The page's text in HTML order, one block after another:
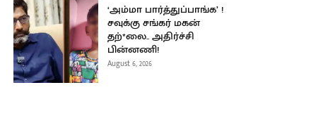
‘அம்மா பார்த்துப்பாங்க’ !
சவுக்கு சங்கர் மகன்
தற்*லை.. அதிர்ச்சி
பின்னணி!
August 6, 2026